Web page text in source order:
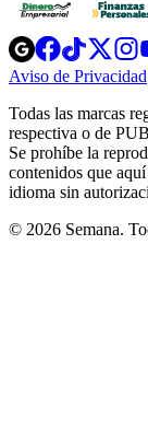
Opens
in
new
Opens
in
new
in
new
Aviso de Privacidad
Todas las marcas
respectiva o de
Se prohíbe la
contenidos que
idioma sin
© 2026 Semana.